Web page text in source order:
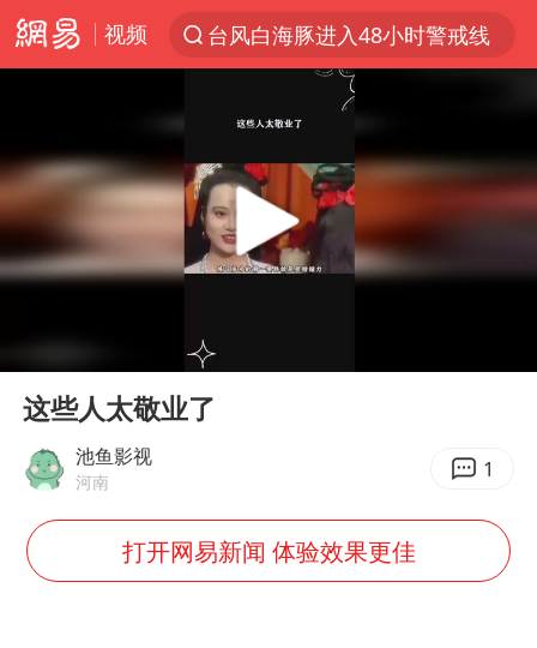
视频
台风白海豚进入48小时警戒线
中方回应是否在太平洋海底开采稀土
宇树科技发行价格150.80元/股
看守所辅警收受10万获刑1年
五粮液渠道价一箱上涨近百元
CIA被曝已秘密设立古巴工作组
法国下周开始禁止未经同意的电话营销
村民谈“梅姨”：叫的其实是“媒姨”
Play
00:00
这些人太敬业了
池鱼影视
河南 1
打开网易新闻 体验效果更佳